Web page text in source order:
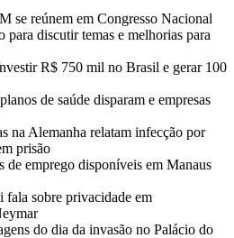
se reúnem em Congresso Nacional
para discutir temas e melhorias para
R$ 750 mil no Brasil e gerar 100
de saúde disparam e empresas
na Alemanha relatam infecção por
prisão
de emprego disponíveis em Manaus
fala sobre privacidade em
do dia da invasão no Palácio do